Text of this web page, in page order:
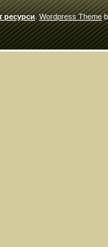
ресурси.Wordpress Theme